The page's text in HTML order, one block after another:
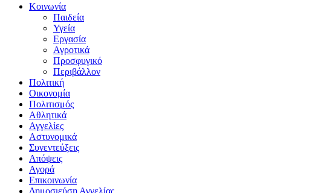
Κοινωνία
Παιδεία
Υγεία
Εργασία
Αγροτικά
Προσφυγικό
Περιβάλλον
Πολιτική
Οικονομία
Πολιτισμός
Αθλητικά
Αγγελίες
Αστυνομικά
Συνεντεύξεις
Απόψεις
Αγορά
Επικοινωνία
Δημοσιεύση Αγγελίας